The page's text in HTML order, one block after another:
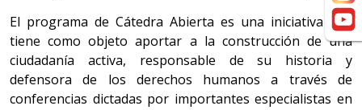
El programa de Cátedra Abierta es una iniciativa que
tiene como objeto aportar a la construcción de una
ciudadanía activa, responsable de su historia y
defensora de los derechos humanos a través de
conferencias dictadas por importantes especialistas en